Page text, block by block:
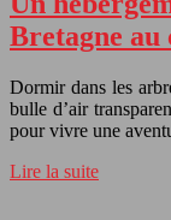
Bretagne
Dormir dans les
bulle d’air
pour vivre une
Lire la suite